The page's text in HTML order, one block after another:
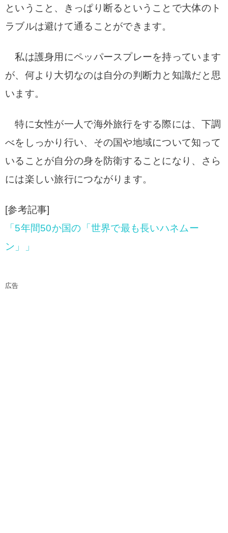
ということ、きっぱり断るということで大体のト
ラブルは避けて通ることができます。
私は護身用にペッパースプレーを持っています
が、何より大切なのは自分の判断力と知識だと思
います。
特に女性が一人で海外旅行をする際には、下調
べをしっかり行い、その国や地域について知って
いることが自分の身を防衛することになり、さら
には楽しい旅行につながります。
[参考記事]
「5年間50か国の「世界で最も長いハネムー
ン」」
広告